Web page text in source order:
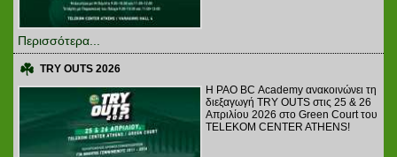
Περισσότερα...
TRY OUTS 2026
H PAO BC Academy ανακοινώνει τη
διεξαγωγή TRY OUTS στις 25 & 26
Απριλίου 2026 στο Green Court του
TELEKOM CENTER ATHENS!